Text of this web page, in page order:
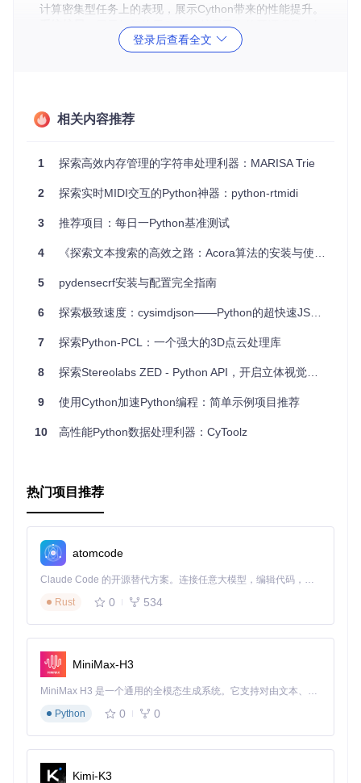
计算密集型任务上的表现，展示Cython带来的性能提升。
：展示如何使用Cython扩展已有的开源项目，如
创建基于libevent的消息服务器。
实战导向
：每个章节都配有实际代码示例，易于理解和实
践。
管理和自动化PXD工具等多个高级主题。
以保持与时俱进。
便读者深入学习和交流。
如果你正在寻找一种方法来优化你的Python应用程序，或者对
是一个值得尝试的选择。立即加入，开启你的Cython之旅吧！
登录后查看全文
相关内容推荐
1 探索高效内存管理的字符串处理利器：MARISA Trie
2 探索实时MIDI交互的Python神器：python-rtmidi
3 推荐项目：每日一Python基准测试
4 《探索文本搜索的高效之路：Acora算法的安装与使用指南》
5 pydensecrf安装与配置完全指南
6 探索极致速度：cysimdjson——Python的超快速JSON解析库
7 探索Python-PCL：一个强大的3D点云处理库
8 探索Stereolabs ZED - Python API，开启立体视觉新旅程！
9 使用Cython加速Python编程：简单示例项目推荐
10 高性能Python数据处理利器：CyToolz
热门项目推荐
atomcode
Claude Code 的开源替代方案。连接任意大模型，编辑代码，运行命令，自动验证 — 全自动执行。用 Rust 构建，极致性能。 ｜ An open-source alternative to Claude Code. Connect any LLM, edit code, run commands, and verify changes — autonomously. Built in Rust for speed. Get Started
Rust
0 534
MiniMax-H3
MiniMax H3 是一个通用的全模态生成系统。它支持对由文本、图像、视频和音频组成的多模态上下文进行统一理解，并能生成分辨率高达 2K、时长可达 15 秒的带原生立体声音频的视频。得益于面向任务泛化的系统设计，H3 在预训练阶段就已具备广泛的多模态上下文理解与生成能力，能够出色地执行复杂的多模态指令。
Python
0 0
Kimi-K3